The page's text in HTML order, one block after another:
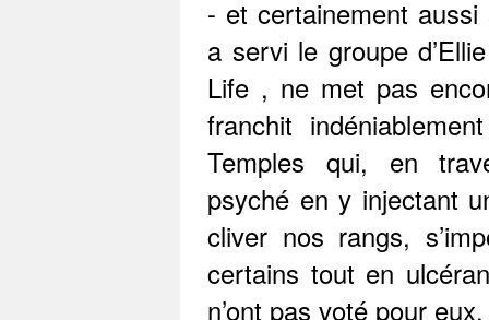
- et certainement
a servi le groupe
Life , ne met pas
franchit
Temples qui, en
psyché en y injectant
cliver nos rangs,
certains tout en
n’ont pas voté pour eux.